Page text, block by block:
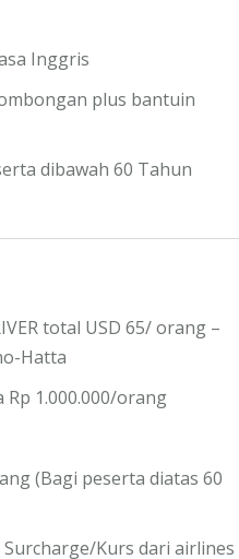
Inggris
plus bantuin
dibawah 60 Tahun
total USD 65/ orang –
Hatta
1.000.000/orang
(Bagi peserta diatas 60
Kurs dari airlines